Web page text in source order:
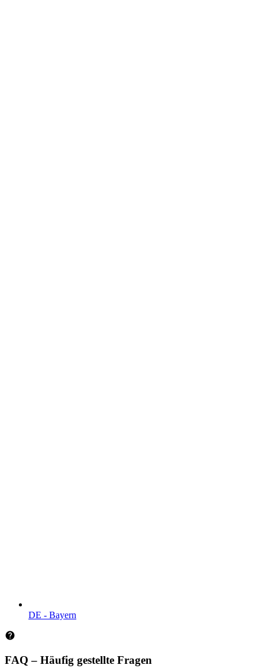
DE - Bayern
FAQ – Häufig gestellte Fragen